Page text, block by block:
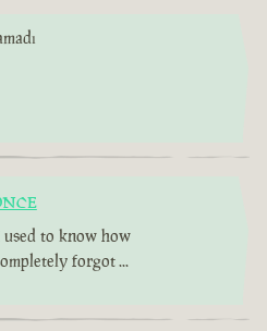
to know how
forgot ...